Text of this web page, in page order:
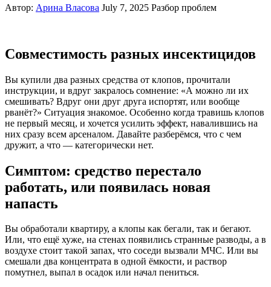
Автор: Арина Власова July 7, 2025 Разбор проблем
Совместимость разных инсектицидов
Вы купили два разных средства от клопов, прочитали
инструкции, и вдруг закралось сомнение: «А можно ли их
смешивать? Вдруг они друг друга испортят, или вообще
рванёт?» Ситуация знакомое. Особенно когда травишь клопов
не первый месяц, и хочется усилить эффект, навалившись на
них сразу всем арсеналом. Давайте разберёмся, что с чем
дружит, а что — категорически нет.
Симптом: средство перестало
работать, или появилась новая
напасть
Вы обработали квартиру, а клопы как бегали, так и бегают.
Или, что ещё хуже, на стенах появились странные разводы, а в
воздухе стоит такой запах, что соседи вызвали МЧС. Или вы
смешали два концентрата в одной ёмкости, и раствор
помутнел, выпал в осадок или начал пениться.